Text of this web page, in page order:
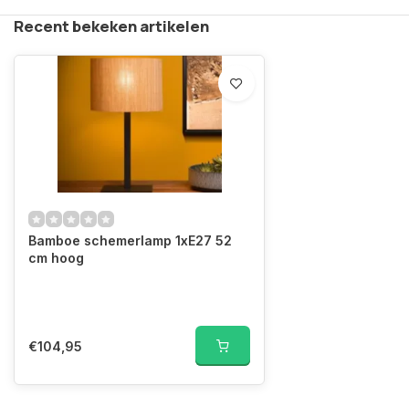
Recent bekeken artikelen
Bamboe schemerlamp 1xE27 52
cm hoog
€104,95